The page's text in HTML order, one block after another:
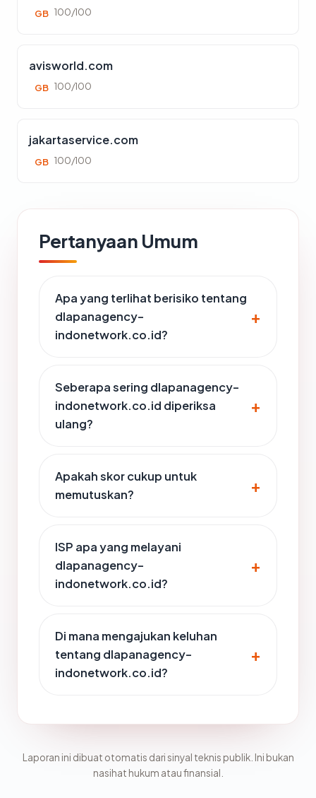
GB 100/100
avisworld.com
GB 100/100
jakartaservice.com
GB 100/100
Pertanyaan Umum
Apa yang terlihat berisiko tentang
dlapanagency-
indonetwork.co.id?
Seberapa sering dlapanagency-
indonetwork.co.id diperiksa
ulang?
Apakah skor cukup untuk
memutuskan?
ISP apa yang melayani
dlapanagency-
indonetwork.co.id?
Di mana mengajukan keluhan
tentang dlapanagency-
indonetwork.co.id?
Laporan ini dibuat otomatis dari sinyal teknis publik. Ini bukan
nasihat hukum atau finansial.